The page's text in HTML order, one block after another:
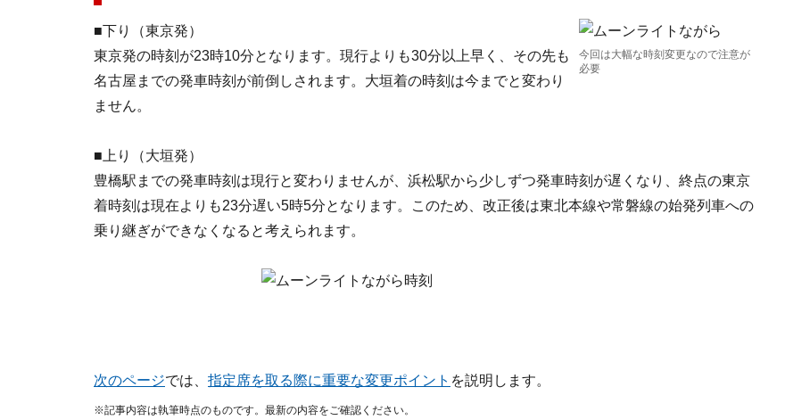
今回は大幅な時刻変更なので注意が
必要
■下り（東京発）
東京発の時刻が23時10分となります。現行よりも30分以上早く、その先も
名古屋までの発車時刻が前倒しされます。大垣着の時刻は今までと変わり
ません。
■上り（大垣発）
豊橋駅までの発車時刻は現行と変わりませんが、浜松駅から少しずつ発車時刻が遅くなり、終点の東京
着時刻は現在よりも23分遅い5時5分となります。このため、改正後は東北本線や常磐線の始発列車への
乗り継ぎができなくなると考えられます。
次のページでは、 指定席を取る際に重要な変更ポイント を説明します。
※記事内容は執筆時点のものです。最新の内容をご確認ください。